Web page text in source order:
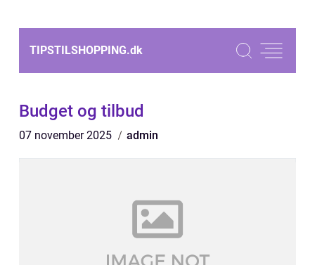
TIPSTILSHOPPING.dk
Budget og tilbud
07 november 2025 admin